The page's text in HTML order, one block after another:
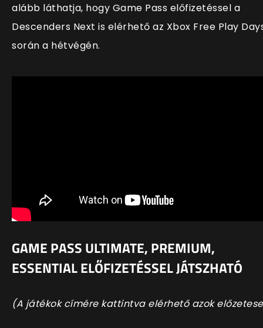
alább láthatja, hogy Game Pass előfizetéssel a
Descenders Next is elérhető az Xbox Free Play
során a hétvégén.
GAME PASS ULTIMATE, PREMIUM,
ESSENTIAL ELŐFIZETÉSSEL JÁTSZHATÓ
(A játékok címére kattintva elérhető azok